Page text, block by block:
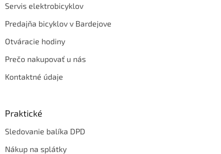
Servis elektrobicyklov
Predajňa bicyklov v Bardejove
Otváracie hodiny
Prečo nakupovať u nás
Kontaktné údaje
Praktické
Sledovanie balíka DPD
Nákup na splátky